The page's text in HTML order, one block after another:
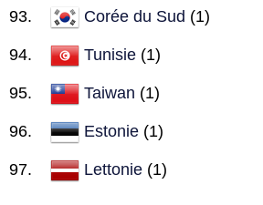
Corée du Sud (1)
Tunisie (1)
Taiwan (1)
Estonie (1)
Lettonie (1)